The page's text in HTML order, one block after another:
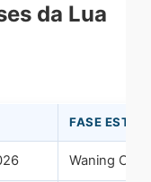
da Lua
FASE
Waning